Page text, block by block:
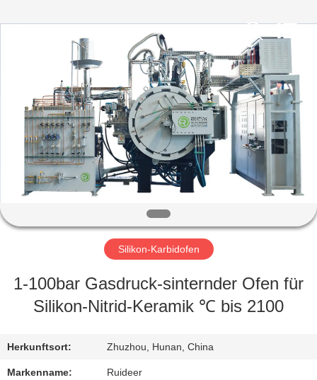
HAUSE
PRODUKTE
ÜBER
UNS
WERKSBESICHTIGUNG
QUALITÄTSKONTROLLE
KONTAKT
MIT
Manufacturing
Silikon-Karbidofen
1-100bar Gasdruck-sinternder Ofen für
Silikon-Nitrid-Keramik ℃ bis 2100
Herkunftsort: Zhuzhou, Hunan, China
Markenname: Ruideer